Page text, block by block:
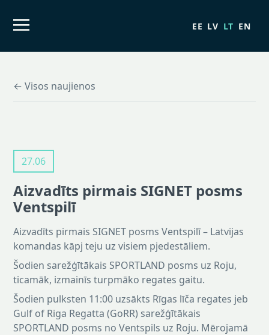
EE LV LT EN
← Visos naujienos
27.06
Aizvadīts pirmais SIGNET posms
Ventspilī
Aizvadīts pirmais SIGNET posms Ventspilī – Latvijas
komandas kāpj teju uz visiem pjedestāliem.
Šodien sarežģītākais SPORTLAND posms uz Roju,
ticamāk, izmainīs turpmāko regates gaitu.
Šodien pulksten 11:00 uzsākts Rīgas līča regates jeb
Gulf of Riga Regatta (GoRR) sarežģītākais
SPORTLAND posms no Ventspils uz Roju. Mērojamā